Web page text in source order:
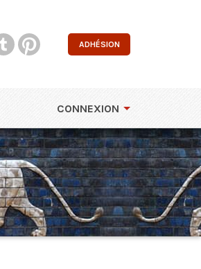
ADHÉSION
CONNEXION